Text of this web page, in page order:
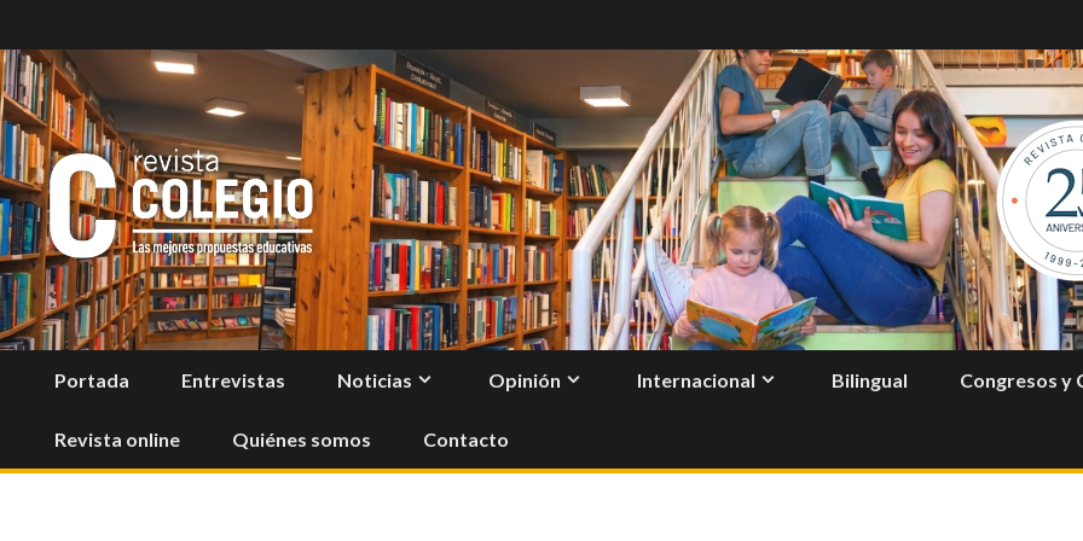
to
content
Portada Entrevistas Noticias Opinión Internacional Bilingual Congresos y
Revista online Quiénes somos Contacto